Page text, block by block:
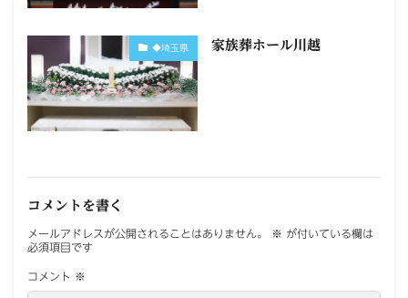
◆埼玉県 家族葬ホール川越
コメントを書く
メールアドレスが公開されることはありません。 ※ が付いている欄は
必須項目です
コメント ※